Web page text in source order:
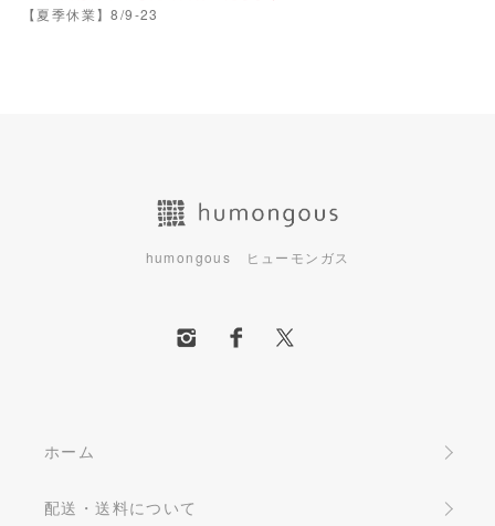
【夏季休業】8/9-23
humongous ヒューモンガス
ホーム
配送・送料について